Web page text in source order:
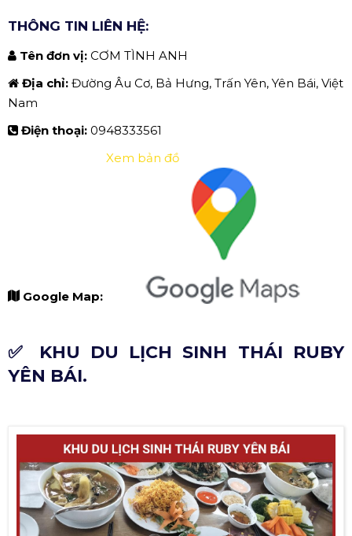
THÔNG TIN LIÊN HỆ:
Tên đơn vị: CƠM TÌNH ANH
Địa chỉ: Đường Âu Cơ, Bả Hưng, Trấn Yên, Yên Bái, Việt
Nam
Điện thoại: 0948333561
Google Map:
Xem bản đồ
✅ KHU DU LỊCH SINH THÁI RUBY
YÊN BÁI.